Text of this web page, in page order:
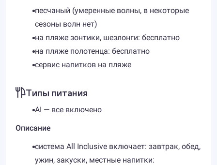
песчаный (умеренные волны, в некоторые
сезоны волн нет)
на пляже зонтики, шезлонги: бесплатно
на пляже полотенца: бесплатно
сервис напитков на пляже
Типы питания
AI — все включено
Описание
система All Inclusive включает: завтрак, обед,
ужин, закуски, местные напитки: